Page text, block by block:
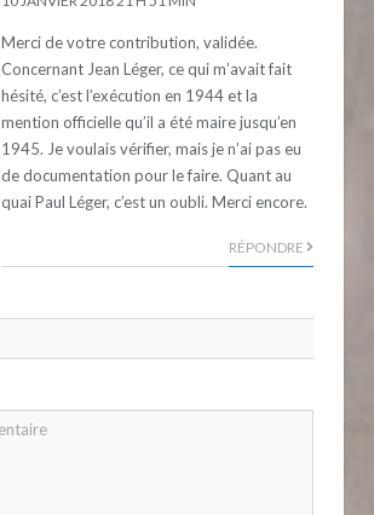
Merci de votre contribution, validée.
Concernant Jean Léger, ce qui m’avait fait
hésité, c’est l’exécution en 1944 et la
mention officielle qu’il a été maire jusqu’en
1945. Je voulais vérifier, mais je n’ai pas eu
de documentation pour le faire. Quant au
quai Paul Léger, c’est un oubli. Merci encore.
RÉPONDRE